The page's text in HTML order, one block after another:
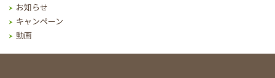
お知らせ
キャンペーン
動画